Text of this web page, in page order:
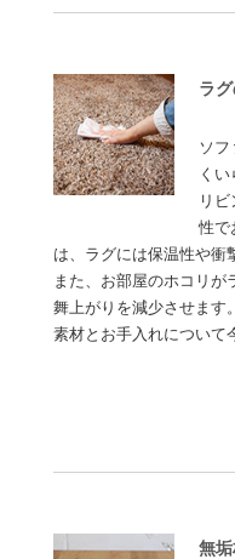
ラ
ソ
く
リ
性で
は、ラグには保温性や衝
また、お部屋のホコリ
舞上がりを減少させます
素材とお手入れについ
無垢